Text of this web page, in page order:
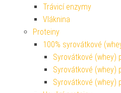
Trávicí enzymy
Vláknina
Proteiny
100% syrovátkové
Syrovátkové (whey)
Syrovátkové (whey)
Syrovátkové (whey)